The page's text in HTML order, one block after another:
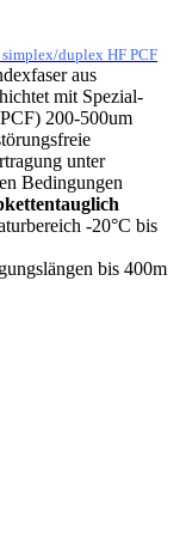
duplex HF PCF
aus
mit Spezial-
200-500um
unter
Bedingungen
-20°C bis
bis 400m